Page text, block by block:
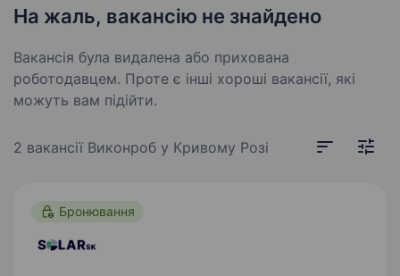
На жаль, вакансію не знайдено
Вакансія була видалена або прихована
роботодавцем. Проте є інші хороші вакансії, які
можуть вам підійти.
2 вакансії Виконроб у Кривому Розі
Бронювання